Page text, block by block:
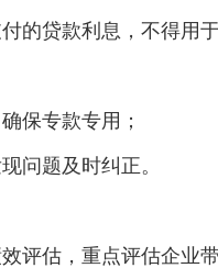
的贷款利息，不得用
保专款专用；
问题及时纠正。
评估，重点评估企业